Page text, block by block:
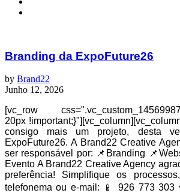
Branding da ExpoFuture26
by Brand22
Junho 12, 2026
[vc_row
20px
consigo mais um projeto, desta
ExpoFuture26. A Brand22 Creative
ser responsável por: 📌Branding
Evento A Brand22 Creative Agency
preferência! Simplifique os
telefonema ou e-mail: 📱 926 773